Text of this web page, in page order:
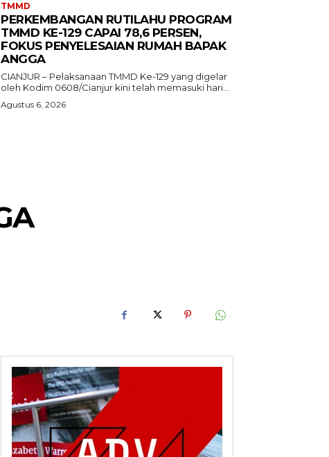
TMMD
PERKEMBANGAN RUTILAHU PROGRAM
TMMD KE-129 CAPAI 78,6 PERSEN,
FOKUS PENYELESAIAN RUMAH BAPAK
ANGGA
CIANJUR – Pelaksanaan TMMD Ke-129 yang digelar
oleh Kodim 0608/Cianjur kini telah memasuki hari...
Agustus 6, 2026